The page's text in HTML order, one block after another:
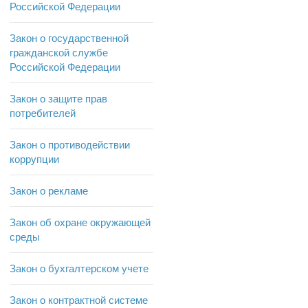
Российской Федерации
Закон о государственной
гражданской службе
Российской Федерации
Закон о защите прав
потребителей
Закон о противодействии
коррупции
Закон о рекламе
Закон об охране окружающей
среды
Закон о бухгалтерском учете
Закон о контрактной системе